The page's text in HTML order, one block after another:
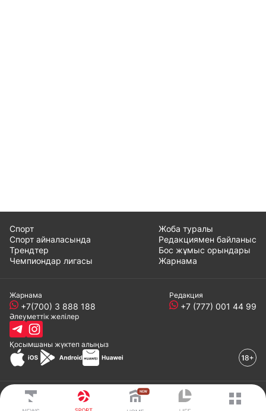
Спорт
Спорт айналасында
Трендтер
Чемпиондар лигасы
Жоба туралы
Редакциямен байланыс
Бос жұмыс орындары
Жарнама
Жарнама
+7(700) 3 888 188
Редакция
+7 (777) 001 44 99
Әлеуметтік желілер
Қосымшаны жүктеп алыңыз
© 2008-2024 ТОО «EML»